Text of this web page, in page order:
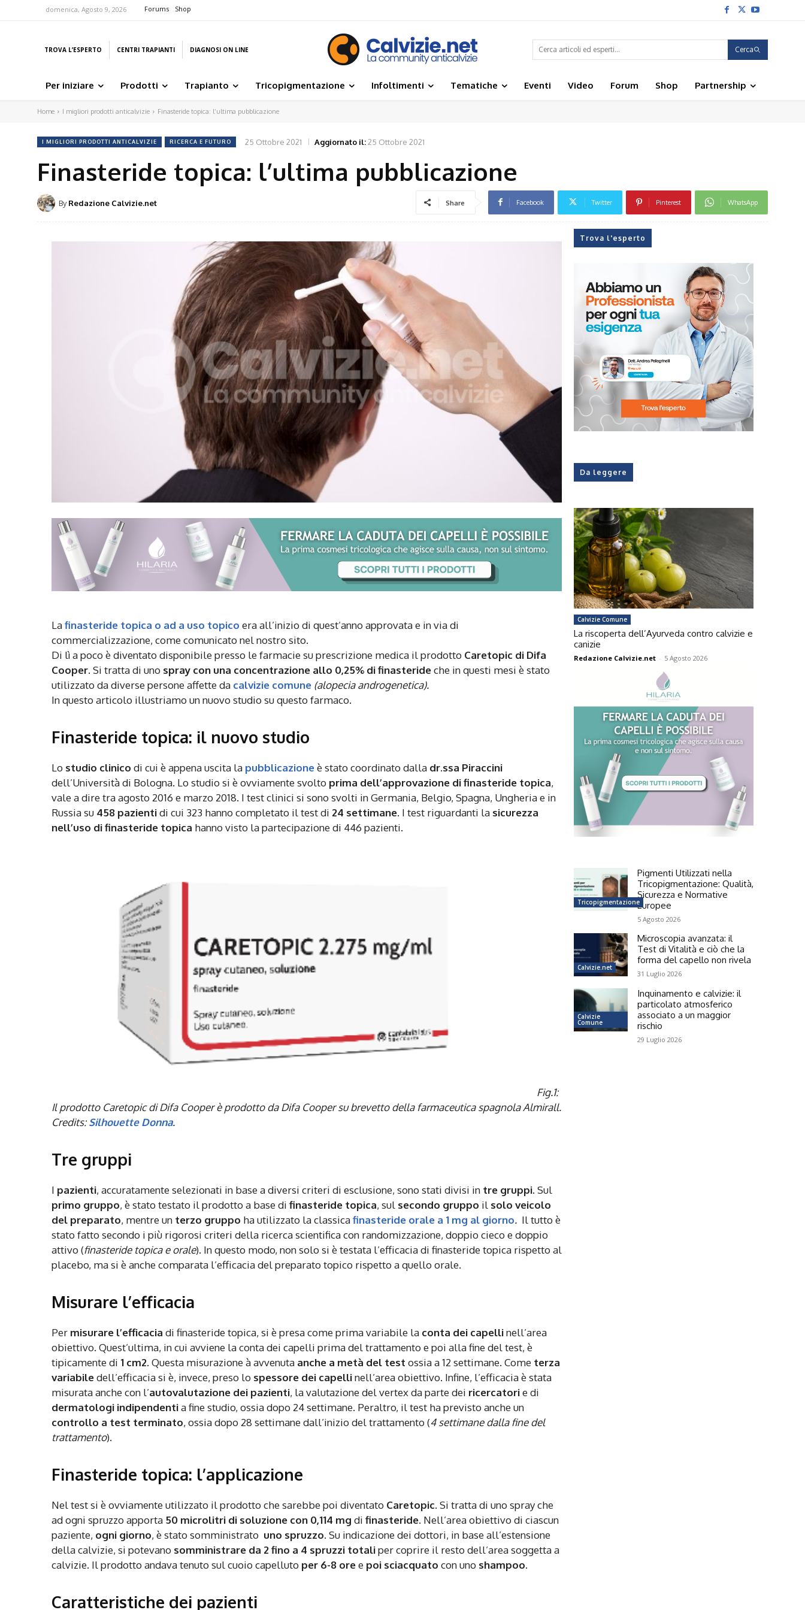
domenica, Agosto 9, 2026 Forums Shop
TROVA L’ESPERTO CENTRI TRAPIANTI DIAGNOSI ON LINE Cerca
Per iniziare Prodotti Trapianto Tricopigmentazione Infoltimenti Tematiche Eventi Video Forum Shop Partnership
Home I migliori prodotti anticalvizie Finasteride topica: l’ultima pubblicazione
I MIGLIORI PRODOTTI ANTICALVIZIE RICERCA E FUTURO 25 Ottobre 2021 Aggiornato il:25 Ottobre 2021
Finasteride topica: l’ultima pubblicazione
By Redazione Calvizie.net Share Facebook Twitter Pinterest WhatsApp
Lafinasteride topica o ad a uso topico era all’inizio di quest’anno approvata e in via di
commercializzazione, come comunicato nel nostro sito.
Di lì a poco è diventato disponibile presso le farmacie su prescrizione medica il prodotto Caretopic di Difa
Cooper. Si tratta di uno spray con una concentrazione allo 0,25% difinasterideche in questi mesi è stato
utilizzato da diverse persone affette da calvizie comune (alopecia androgenetica).
In questo articolo illustriamo un nuovo studio su questo farmaco.
Finasteride topica: il nuovo studio
Lo studio clinico di cui è appena uscita la pubblicazioneè stato coordinato dalla dr.ssa Piraccini
dell’Università di Bologna. Lo studio si è ovviamente svolto prima dell’approvazione di finasteride topica,
vale a dire tra agosto 2016 e marzo 2018. I test clinici si sono svolti in Germania, Belgio, Spagna, Ungheria e in
Russia su 458 pazientidi cui 323 hanno completato il test di 24 settimane. I test riguardanti la sicurezza
nell’uso difinasteride topica hanno visto la partecipazione di 446 pazienti.
Fig.1:
Il prodotto Caretopic di Difa Cooper è prodotto da Difa Cooper su brevetto della farmaceutica spagnola Almirall.
Credits:Silhouette Donna.
Tre gruppi
I pazienti, accuratamente selezionati in base a diversi criteri di esclusione, sono stati divisi in tre gruppi. Sul
primo gruppo, è stato testato il prodotto a base di finasteride topica, sul secondo gruppo il solo veicolo
del preparato, mentre un terzo gruppo ha utilizzato la classicafinasteride orale a 1 mg al giorno. Il tutto è
stato fatto secondo i più rigorosi criteri della ricerca scientifica con randomizzazione, doppio cieco e doppio
attivo (finasteride topica e orale). In questo modo, non solo si è testata l’efficacia di finasteride topica rispetto al
placebo, ma si è anche comparata l’efficacia del preparato topico rispetto a quello orale.
Misurare l’efficacia
Per misurare l’efficacia di finasteride topica, si è presa come prima variabile la conta dei capellinell’area
obiettivo. Quest’ultima, in cui avviene la conta dei capelli prima del trattamento e poi alla fine del test, è
tipicamente di 1 cm2. Questa misurazione à avvenuta anche a metà del test ossia a 12 settimane. Come terza
variabiledell’efficacia si è, invece, preso lo spessore dei capellinell’area obiettivo. Infine, l’efficacia è stata
misurata anche con l’autovalutazione dei pazienti, la valutazione del vertex da parte dei ricercatorie di
dermatologi indipendentia fine studio, ossia dopo 24 settimane. Peraltro, il test ha previsto anche un
controllo a test terminato, ossia dopo 28 settimane dall’inizio del trattamento (4 settimane dalla fine del
trattamento).
Finasteride topica: l’applicazione
Nel test si è ovviamente utilizzato il prodotto che sarebbe poi diventato Caretopic. Si tratta di uno spray che
ad ogni spruzzo apporta 50 microlitri di soluzione con 0,114 mg di finasteride. Nell’area obiettivo di ciascun
paziente, ogni giorno, è stato somministrato uno spruzzo. Su indicazione dei dottori, in base all’estensione
della calvizie, si potevano somministrare da 2 fino a 4 spruzzi totaliper coprire il resto dell’area soggetta a
calvizie. Il prodotto andava tenuto sul cuoio capelluto per 6-8 oree poi sciacquato con uno shampoo.
Caratteristiche dei pazienti
Trova l'esperto
Da leggere
Calvizie Comune
La riscoperta dell’Ayurveda contro calvizie e
canizie
Redazione Calvizie.net - 5 Agosto 2026
Tricopigmentazione
Pigmenti Utilizzati nella
Tricopigmentazione: Qualità,
Sicurezza e Normative
Europee
5 Agosto 2026
Calvizie.net
Microscopia avanzata: il
Test di Vitalità e ciò che la
forma del capello non rivela
31 Luglio 2026
Calvizie
Comune
Inquinamento e calvizie: il
particolato atmosferico
associato a un maggior
rischio
29 Luglio 2026